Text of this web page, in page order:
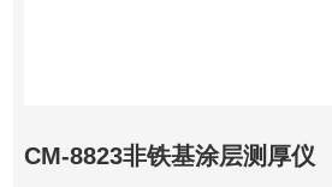
CM-8823非铁基涂层测厚仪